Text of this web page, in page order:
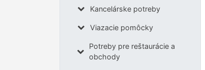
Kancelárske potreby
Viazacie pomôcky
Potreby pre reštaurácie a
obchody